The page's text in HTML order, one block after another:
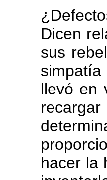
Dicen
sus
simpatía
llevó en
hacer la